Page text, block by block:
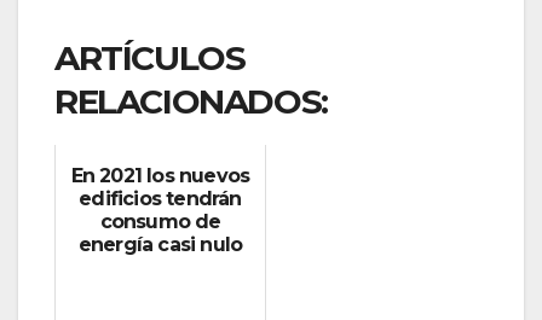
ARTÍCULOS
RELACIONADOS:
En 2021 los nuevos
edificios tendrán
consumo de
energía casi nulo